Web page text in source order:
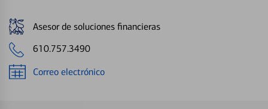
Asesor de soluciones financieras
610.757.3490
Correo electrónico